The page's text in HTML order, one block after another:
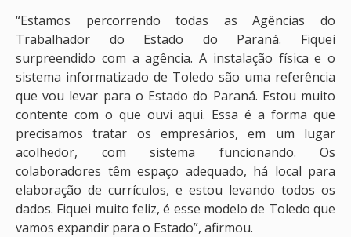
“Estamos percorrendo todas as Agências do
Trabalhador do Estado do Paraná. Fiquei
surpreendido com a agência. A instalação física e o
sistema informatizado de Toledo são uma referência
que vou levar para o Estado do Paraná. Estou muito
contente com o que ouvi aqui. Essa é a forma que
precisamos tratar os empresários, em um lugar
acolhedor, com sistema funcionando. Os
colaboradores têm espaço adequado, há local para
elaboração de currículos, e estou levando todos os
dados. Fiquei muito feliz, é esse modelo de Toledo que
vamos expandir para o Estado”, afirmou.